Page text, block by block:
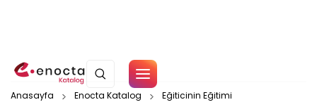
Çerez Politikamız
Anasayfa Enocta Katalog Eğiticinin Eğitimi